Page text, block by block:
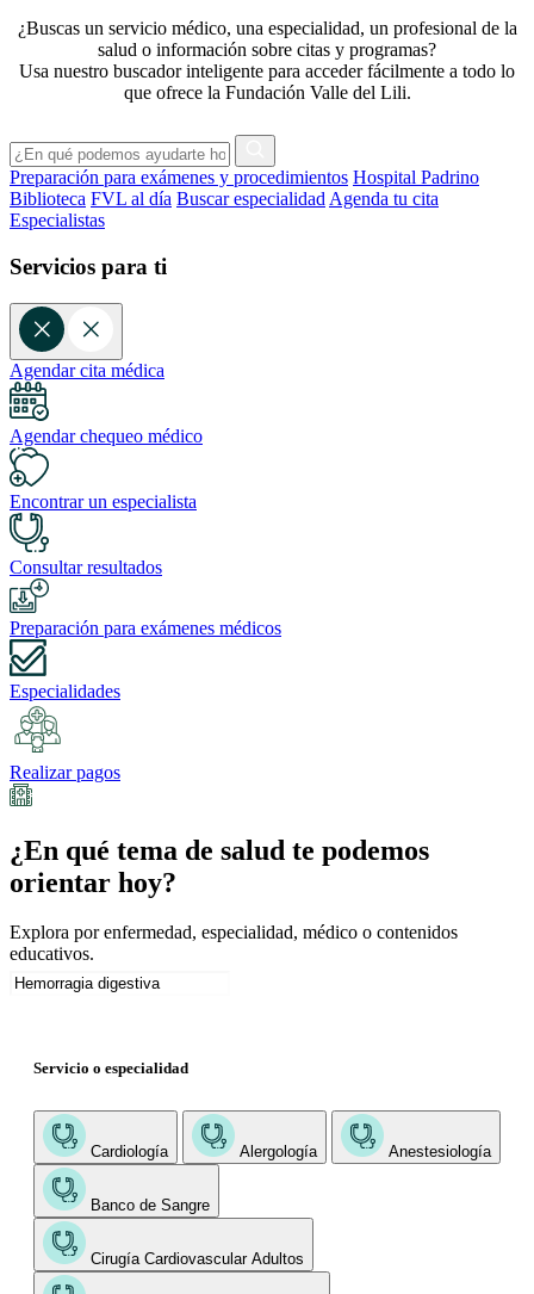
¿Buscas un servicio médico, una especialidad, un profesional de la
salud o información sobre citas y programas?
Usa nuestro buscador inteligente para acceder fácilmente a todo lo
que ofrece la Fundación Valle del Lili.
Preparación para exámenes y procedimientos Hospital Padrino
Biblioteca FVL al día Buscar especialidad Agenda tu cita
Especialistas
Servicios para ti
Agendar cita médica
Agendar chequeo médico
Encontrar un especialista
Consultar resultados
Preparación para exámenes médicos
Especialidades
Realizar pagos
¿En qué tema de salud te podemos
orientar hoy?
Explora por enfermedad, especialidad, médico o contenidos
educativos.
Servicio o especialidad
Cardiología Alergología Anestesiología
Banco de Sangre
Cirugía Cardiovascular Adultos